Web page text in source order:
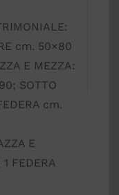
cm. 50×80
E MEZZA:
SOTTO
cm.
E
FEDERA